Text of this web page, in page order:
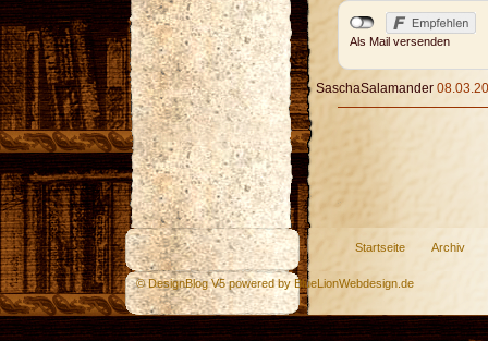
Als Mail versenden
SaschaSalamander
Startseite Archiv
© DesignBlog V5 powered by BlueLionWebdesign.de